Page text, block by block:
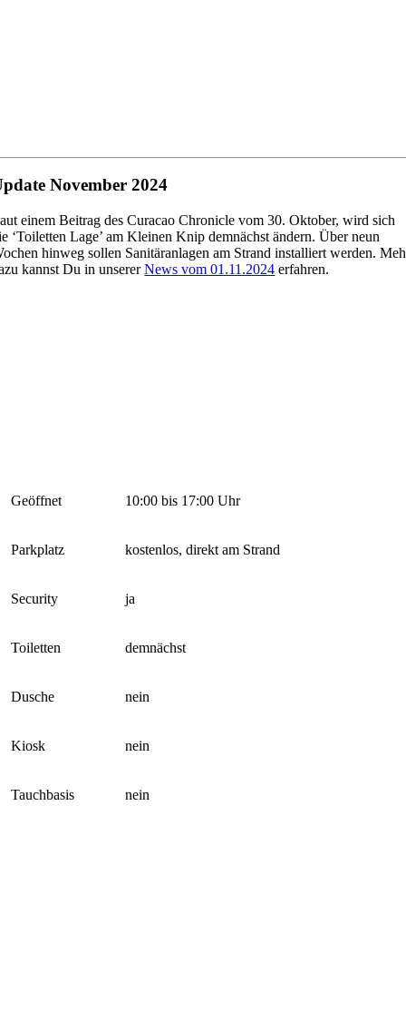
November 2024
einem Beitrag des Curacao Chronicle vom 30. Oktober, wird sich
‘Toiletten Lage’ am Kleinen Knip demnächst ändern. Über neun
hinweg sollen Sanitäranlagen am Strand installiert werden.
kannst Du in unsererNews vom 01.11.2024 erfahren.
Geöffnet 10:00 bis 17:00 Uhr
Parkplatz kostenlos, direkt am Strand
Security ja
Toiletten demnächst
Dusche nein
Kiosk nein
Tauchbasis nein